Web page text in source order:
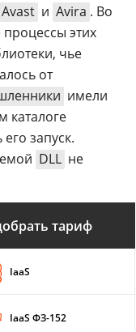
Avast и Avira . Во
этих
чье
от
имели
каталоге
запуск.
DLL не
тариф
IaaS
IaaS ФЗ-152